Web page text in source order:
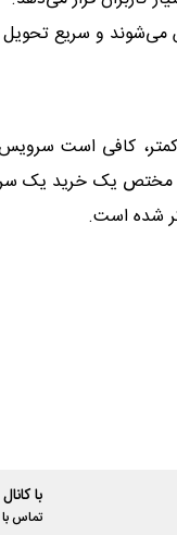
کافی است
فقط مختص یک خرید
شده است.
با
تماس با